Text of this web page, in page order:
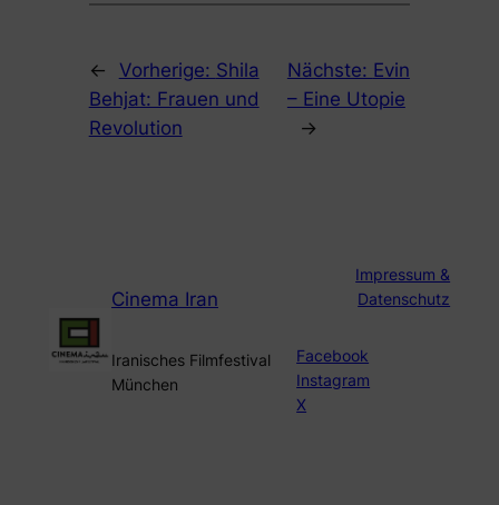
← Vorherige: Shila
Behjat: Frauen und
Revolution
Nächste: Evin
– Eine Utopie
→
Cinema Iran
Iranisches Filmfestival
München
Impressum &
Datenschutz
Facebook
Instagram
X